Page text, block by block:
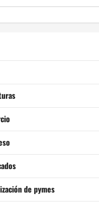
de pymes